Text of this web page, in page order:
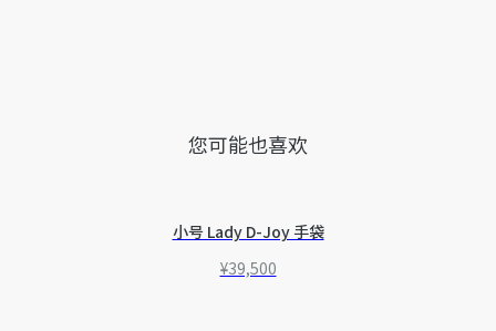
您可能也喜欢
小号 Lady D-Joy 手袋
¥39,500